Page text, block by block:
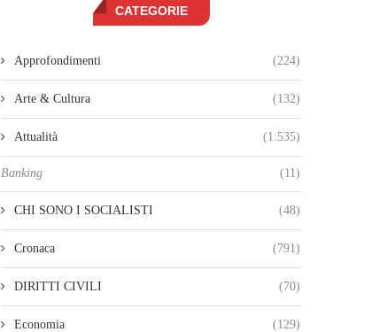
CATEGORIE
Approfondimenti (224)
Arte & Cultura (132)
Attualità (1.535)
Banking (11)
CHI SONO I SOCIALISTI (48)
Cronaca (791)
DIRITTI CIVILI (70)
Economia (129)